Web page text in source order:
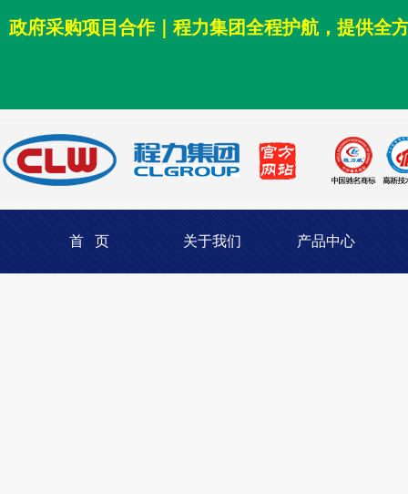
政府采购项目合作｜程力集团全程护航，提供全
首 页 关于我们 产品中心